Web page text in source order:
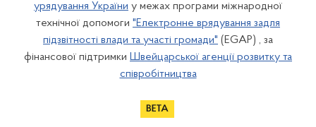
урядування України у межах програми міжнародної
технічної допомоги "Електронне врядування задля
підзвітності влади та участі громади" (EGAP) , за
фінансової підтримки Швейцарської агенції розвитку та
співробітництва